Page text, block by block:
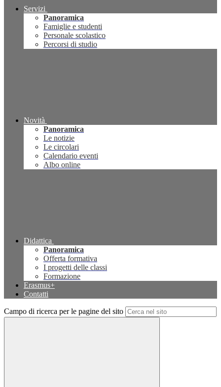
Servizi
Panoramica
Famiglie e studenti
Personale scolastico
Percorsi di studio
Novità
Panoramica
Le notizie
Le circolari
Calendario eventi
Albo online
Didattica
Panoramica
Offerta formativa
I progetti delle classi
Formazione
Erasmus+
Contatti
Campo di ricerca per le pagine del sito